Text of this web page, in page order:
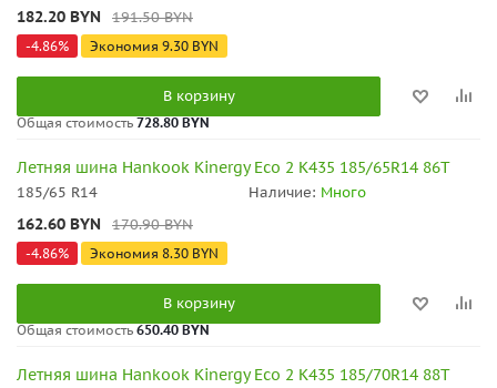
182.20 BYN 191.50BYN
-4.86% Экономия 9.30 BYN
В корзину
Общая стоимость 728.80 BYN
Летняя шина Hankook Kinergy Eco 2 K435 185/65R14 86T
185/65 R14 Наличие: Много
162.60 BYN 170.90BYN
-4.86% Экономия 8.30 BYN
В корзину
Общая стоимость 650.40 BYN
Летняя шина Hankook Kinergy Eco 2 K435 185/70R14 88T